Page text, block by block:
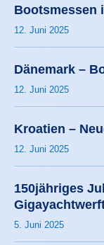
Bootsmessen
12. Juni 2025
Dänemark –
12. Juni 2025
Kroatien –
12. Juni 2025
150jähriges
5. Juni 2025